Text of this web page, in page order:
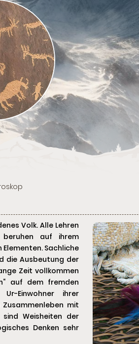
Volk. Alle Lehren
auf ihrem
Sachliche
die Ausbeutung der
Zeit vollkommen
auf dem fremden
Einwohner ihrer
mit
Weisheiten der
Denken sehr